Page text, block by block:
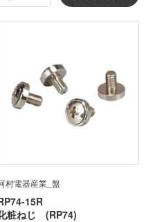
村電器産業_盤
15R
粧ねじ (RP74)